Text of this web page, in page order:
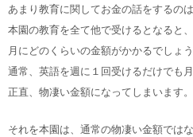
あまり教育に関してお金の話をするの
本園の教育を全て他で受けるとなると、
月にどのくらいの金額がかかるでしょ
通常、英語を週に１回受けるだけでも
正直、物凄い金額になってしまいます。
それを本園は、通常の物凄い金額では